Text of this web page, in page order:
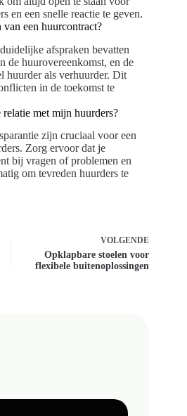
en een snelle reactie te geven.
een huurcontract?
afspraken bevatten
de huurovereenkomst, en de
huurder als verhuurder. Dit
in de toekomst te
met mijn huurders?
zijn cruciaal voor een
Zorg ervoor dat je
bij vragen of problemen en
om tevreden huurders te
VOLGENDE
Opklapbare stoelen voor
flexibele buitenoplossingen